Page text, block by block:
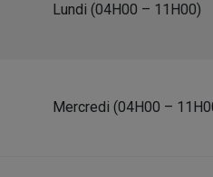
Lundi (04H00 – 11H00)
Mercredi (04H00 –